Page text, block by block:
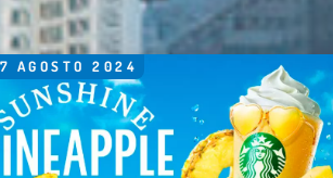
AGOSTO 2024